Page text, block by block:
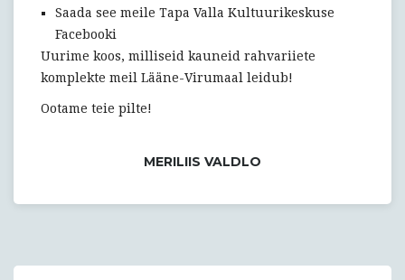
Saada see meile Tapa Valla Kultuurikeskuse
Facebooki
Uurime koos, milliseid kauneid rahvariiete
komplekte meil Lääne-Virumaal leidub!
Ootame teie pilte!
MERILIIS VALDLO